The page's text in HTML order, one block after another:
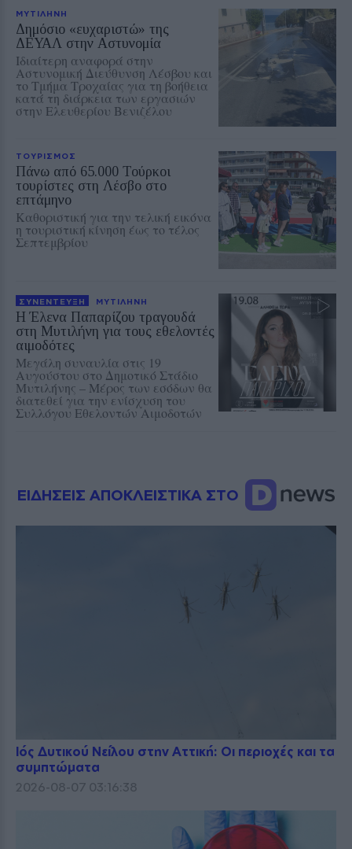
ΜΥΤΙΛΗΝΗ
Δημόσιο «ευχαριστώ» της
ΔΕΥΑΛ στην Αστυνομία
Ιδιαίτερη αναφορά στην
Αστυνομική Διεύθυνση Λέσβου και
το Τμήμα Τροχαίας για τη βοήθεια
κατά τη διάρκεια των εργασιών
στην Ελευθερίου Βενιζέλου
ΤΟΥΡΙΣΜΟΣ
Πάνω από 65.000 Τούρκοι
τουρίστες στη Λέσβο στο
επτάμηνο
Καθοριστική για την τελική εικόνα
η τουριστική κίνηση έως το τέλος
Σεπτεμβρίου
ΣΥΝΕΝΤΕΥΞΗ ΜΥΤΙΛΗΝΗ
Η Έλενα Παπαρίζου τραγουδά
στη Μυτιλήνη για τους εθελοντές
αιμοδότες
Μεγάλη συναυλία στις 19
Αυγούστου στο Δημοτικό Στάδιο
Μυτιλήνης – Μέρος των εσόδων θα
διατεθεί για την ενίσχυση του
Συλλόγου Εθελοντών Αιμοδοτών
ΕΙΔΗΣΕΙΣ ΑΠΟΚΛΕΙΣΤΙΚΑ ΣΤΟ
Ιός Δυτικού Νείλου στην Αττική: Οι περιοχές και τα
συμπτώματα
2026-08-07 03:16:38